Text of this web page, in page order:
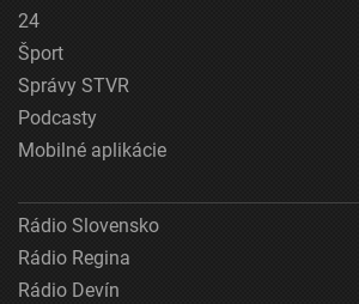
24
Šport
Správy STVR
Podcasty
Mobilné aplikácie
Rádio Slovensko
Rádio Regina
Rádio Devín